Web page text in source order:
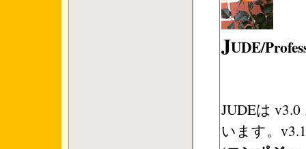
JUDE/
JUDEは
います。